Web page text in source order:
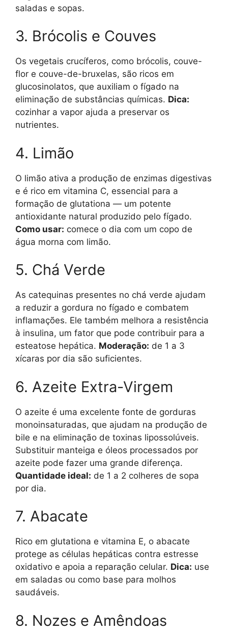
saladas e sopas.
3. Brócolis e Couves
Os vegetais crucíferos, como brócolis, couve-
flor e couve-de-bruxelas, são ricos em
glucosinolatos, que auxiliam o fígado na
eliminação de substâncias químicas. Dica:
cozinhar a vapor ajuda a preservar os
nutrientes.
4. Limão
O limão ativa a produção de enzimas digestivas
e é rico em vitamina C, essencial para a
formação de glutationa — um potente
antioxidante natural produzido pelo fígado.
Como usar: comece o dia com um copo de
água morna com limão.
5. Chá Verde
As catequinas presentes no chá verde ajudam
a reduzir a gordura no fígado e combatem
inflamações. Ele também melhora a resistência
à insulina, um fator que pode contribuir para a
esteatose hepática. Moderação: de 1 a 3
xícaras por dia são suficientes.
6. Azeite Extra-Virgem
O azeite é uma excelente fonte de gorduras
monoinsaturadas, que ajudam na produção de
bile e na eliminação de toxinas lipossolúveis.
Substituir manteiga e óleos processados por
azeite pode fazer uma grande diferença.
Quantidade ideal: de 1 a 2 colheres de sopa
por dia.
7. Abacate
Rico em glutationa e vitamina E, o abacate
protege as células hepáticas contra estresse
oxidativo e apoia a reparação celular. Dica: use
em saladas ou como base para molhos
saudáveis.
8. Nozes e Amêndoas